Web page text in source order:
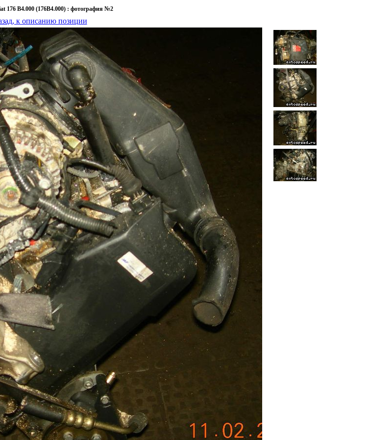
176 B4.000 (176B4.000) : фотография №2
к описанию позиции